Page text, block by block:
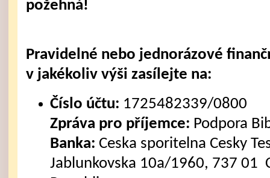
požehná!
Pravidelné nebo jednorázové
v jakékoliv výši zasílejte na:
Číslo účtu: 1725482339/0800
Zpráva pro příjemce: Podpora
Banka: Ceska sporitelna Cesky
Jablunkovska 10a/1960, 737 01